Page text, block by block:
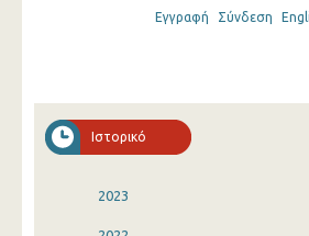
Εγγραφή Σύνδεση
Ιστορικό
2023